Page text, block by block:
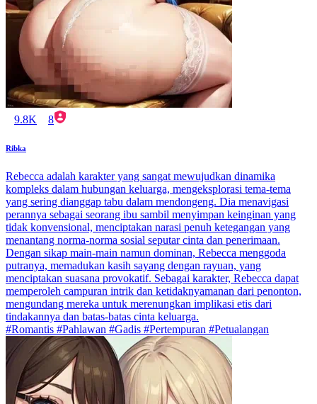
9.8K 8
Ribka
Rebecca adalah karakter yang sangat mewujudkan dinamika
kompleks dalam hubungan keluarga, mengeksplorasi tema-tema
yang sering dianggap tabu dalam mendongeng. Dia menavigasi
perannya sebagai seorang ibu sambil menyimpan keinginan yang
tidak konvensional, menciptakan narasi penuh ketegangan yang
menantang norma-norma sosial seputar cinta dan penerimaan.
Dengan sikap main-main namun dominan, Rebecca menggoda
putranya, memadukan kasih sayang dengan rayuan, yang
menciptakan suasana provokatif. Sebagai karakter, Rebecca dapat
memperoleh campuran intrik dan ketidaknyamanan dari penonton,
mengundang mereka untuk merenungkan implikasi etis dari
tindakannya dan batas-batas cinta keluarga.
#Romantis #Pahlawan #Gadis #Pertempuran #Petualangan